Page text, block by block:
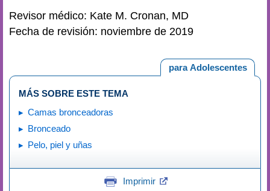
Revisor médico: Kate M. Cronan, MD
Fecha de revisión: noviembre de 2019
para Adolescentes
MÁS SOBRE ESTE TEMA
Camas bronceadoras
Bronceado
Pelo, piel y uñas
Imprimir